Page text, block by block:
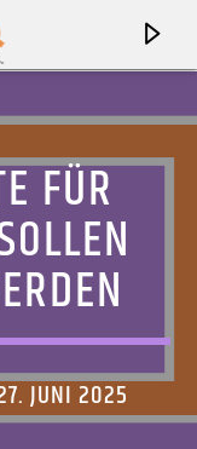
FÜR
JUNI 2025